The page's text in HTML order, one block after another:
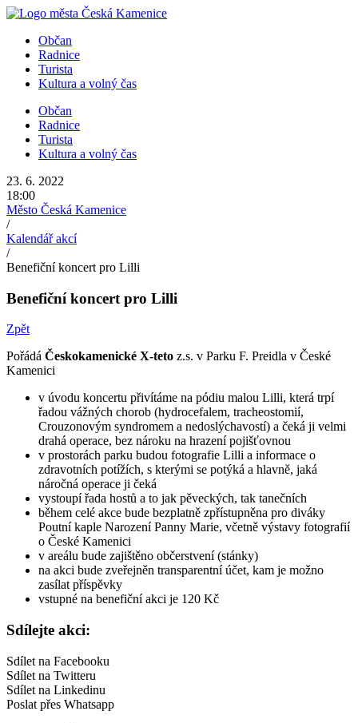
Přejít
obsahuObčan
Radnice
Turista
Kultura a volný čas
Občan
Radnice
Turista
Kultura a volný čas
23. 6. 2022
18:00
Město Česká Kamenice
/
Kalendář akcí
/
Benefiční koncert pro Lilli
Benefiční koncert pro Lilli
Zpět
Pořádá Českokamenické X-teto z.s. v Parku F. Preidla v České
Kamenici
v úvodu koncertu přivítáme na pódiu malou Lilli, která trpí
řadou vážných chorob (hydrocefalem, tracheostomií,
Crouzonovým syndromem a nedoslýchavostí) a čeká ji velmi
drahá operace, bez nároku na hrazení pojišťovnou
v prostorách parku budou fotografie Lilli a informace o
zdravotních potížích, s kterými se potýká a hlavně, jaká
náročná operace ji čeká
vystoupí řada hostů a to jak pěveckých, tak tanečních
během celé akce bude bezplatně zpřístupněna pro diváky
Poutní kaple Narození Panny Marie, včetně výstavy fotografií
o České Kamenici
v areálu bude zajištěno občerstvení (stánky)
na akci bude zveřejněn transparentní účet, kam je možno
zasílat příspěvky
vstupné na benefiční akci je 120 Kč
Sdílejte akci:
Sdílet na Facebooku
Sdílet na Twitteru
Sdílet na Linkedinu
Poslat přes Whatsapp